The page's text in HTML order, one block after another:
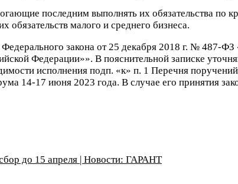
последним выполнять их обязательства по
обязательств малого и среднего бизнеса.
закона от 25 декабря 2018 г. № 487-
Федерации»». В пояснительной записке
исполнения подп. «к» п. 1 Перечня
14-17 июня 2023 года. В случае его принятия
до 15 апреля | Новости: ГАРАНТ